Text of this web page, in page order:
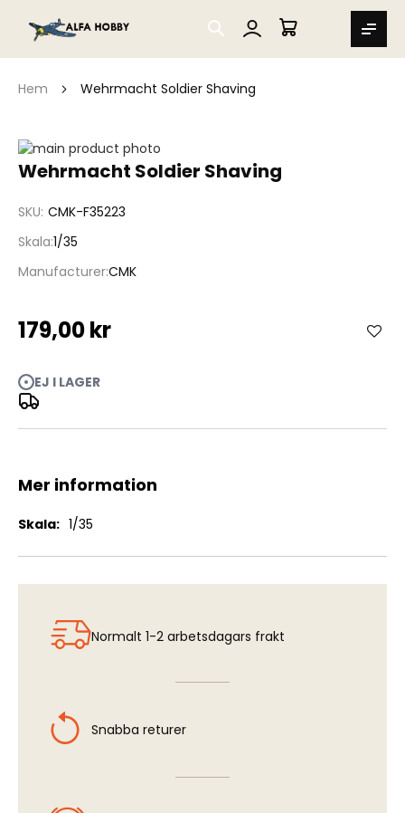
SEARCH
MIN VARUKORG
Hem Wehrmacht Soldier Shaving
Wehrmacht Soldier Shaving
SKU CMK-F35223
Skala 1/35
ManufacturerCMK
179,00 kr
EJ I LAGER
Hoppa
till
bildgalleriet
Hoppa
av
bildgalleriet
Mer information
Mer
1/35
Normalt 1-2 arbetsdagars frakt
Snabba returer